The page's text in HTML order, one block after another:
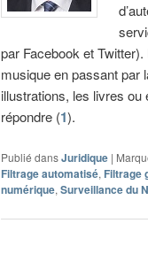
par Facebook et Twitter).
musique en passant par
illustrations, les livres ou
répondre (1).
Publié dansJuridique |
Filtrage automatisé, Filtrage
numérique, Surveillance du